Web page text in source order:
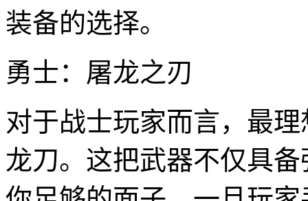
装备的选择。
勇士：屠龙之刃
对于战士玩家而言，最
龙刀。这把武器不仅具